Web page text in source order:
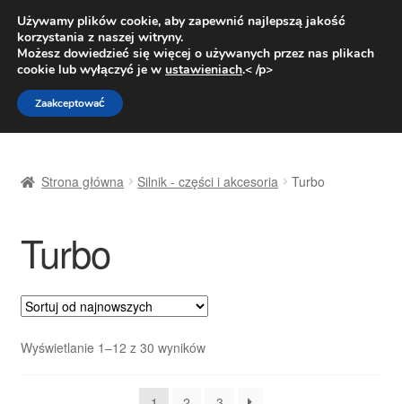
DOSTAWA od 31 zł
Pn.-pt. 9:00-16:00800 003 167
Przejdź
do
nawigacji
Przejdź
do
treści
Dostawa
Dostawa na cały świat
Kontakt
Moje konto
Strona główna Silnik - części i akcesoria Turbo
Turbo
Wyświetlanie 1–12 z 30 wynikówPosortowane
Używamy plików cookie, aby zapewnić najlepszą jakość
korzystania z naszej witryny.
Możesz dowiedzieć się więcej o używanych przez nas plikach
cookie lub wyłączyć je w ustawieniach.< /p>
Zaakceptować